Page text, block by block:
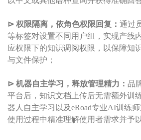
⊳ 权限隔离，依角色权限回复： 通过
等标签对设置不同用户组，实现产线
应权限下的知识调阅权限，以保障知
与文件保护；
⊳ 机器自主学习，释放管理精力： 品
平台后，知识文档上传后无需额外训
器人自主学习以及eRoad专业AI训练
使用过程中精准理解使用者需求并予